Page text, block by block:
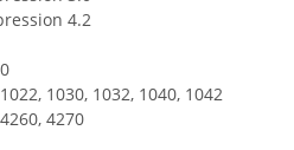
4.2
1030, 1032, 1040, 1042
4270